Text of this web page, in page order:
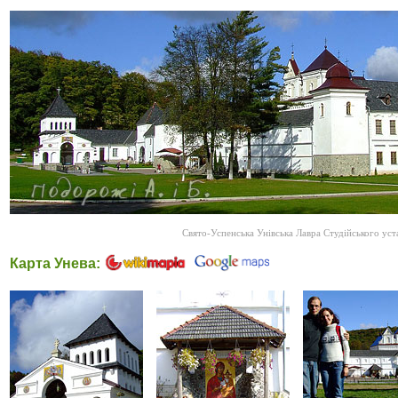
Свято-Успенська Унівська Лавра Студійського
Карта Унева: